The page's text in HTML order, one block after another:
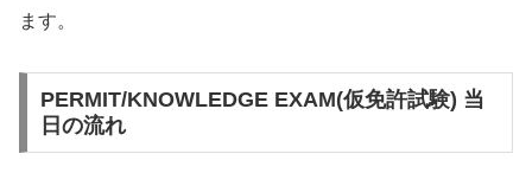
ます。
PERMIT/KNOWLEDGE EXAM(仮免許試験) 当
日の流れ